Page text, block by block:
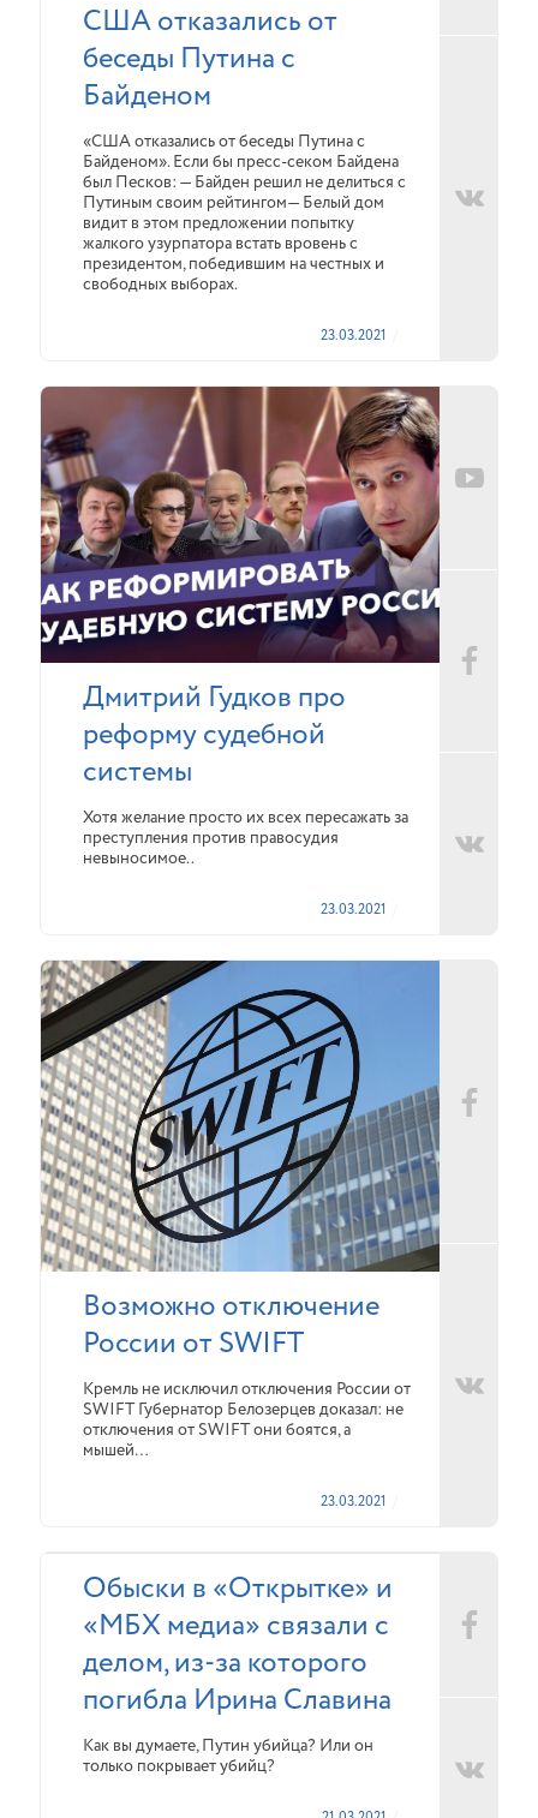
США отказались от
беседы Путина с
Байденом
«США отказались от беседы Путина с
Байденом». Если бы пресс-секом Байдена
был Песков: — Байден решил не делиться с
Путиным своим рейтингом— Белый дом
видит в этом предложении попытку
жалкого узурпатора встать вровень с
президентом, победившим на честных и
свободных выборах.
23.03.2021
Дмитрий Гудков про
реформу судебной
системы
Хотя желание просто их всех пересажать за
преступления против правосудия
невыносимое..
23.03.2021
Возможно отключение
России от SWIFT
Кремль не исключил отключения России от
SWIFT Губернатор Белозерцев доказал: не
отключения от SWIFT они боятся, а
мышей…
23.03.2021
Обыски в «Открытке» и
«МБХ медиа» связали с
делом, из-за которого
погибла Ирина Славина
Как вы думаете, Путин убийца? Или он
только покрывает убийц?